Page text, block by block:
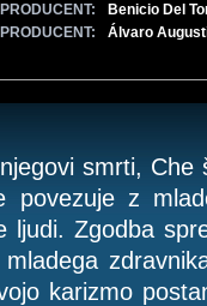
PRODUCENT:
Benicio Del
Álvaro
smrti, Che
povezuje z
ljudi. Zgodba
karizmo